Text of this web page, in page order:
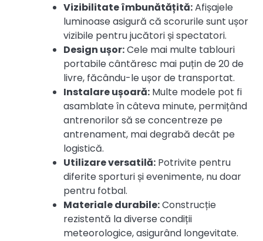
Vizibilitate îmbunătățită:Afișajele
luminoase asigură că scorurile sunt ușor
vizibile pentru jucători și spectatori.
Design ușor:Cele mai multe tablouri
portabile cântăresc mai puțin de 20 de
livre, făcându-le ușor de transportat.
Instalare ușoară: Multe modele pot fi
asamblate în câteva minute, permițând
antrenorilor să se concentreze pe
antrenament, mai degrabă decât pe
logistică.
Utilizare versatilă: Potrivite pentru
diferite sporturi și evenimente, nu doar
pentru fotbal.
Materiale durabile:Construcție
rezistentă la diverse condiții
meteorologice, asigurând longevitate.